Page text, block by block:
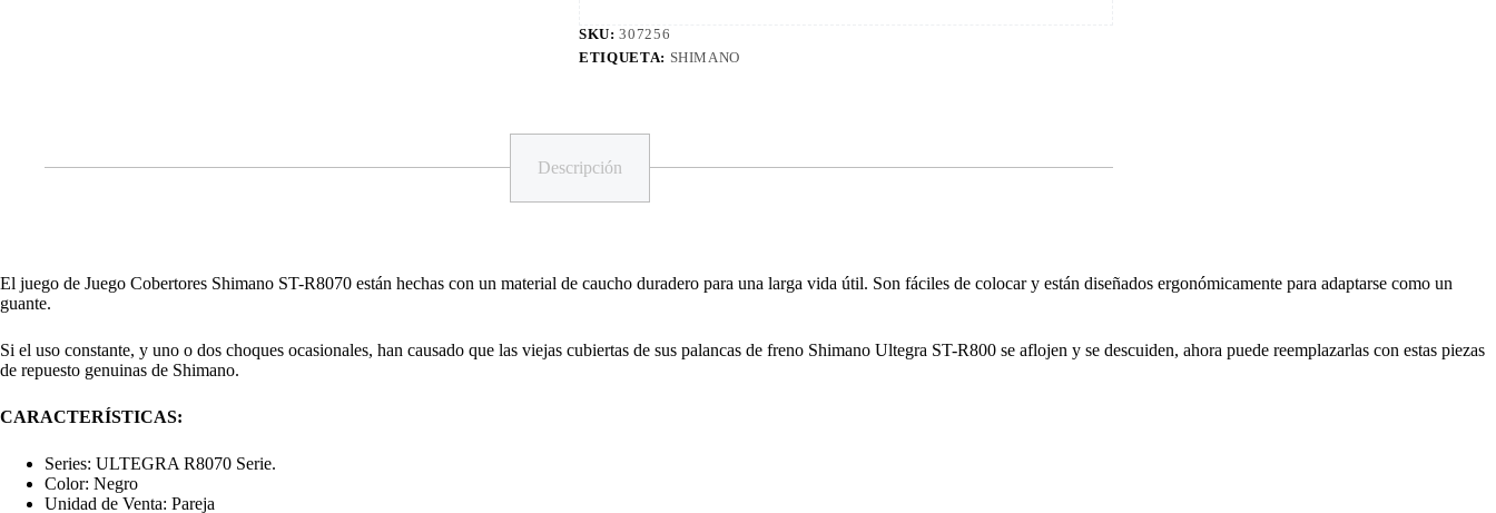
SKU:307256
ETIQUETA: SHIMANO
Descripción
El juego de Juego Cobertores Shimano ST-R8070 están hechas con un material de caucho duradero para una larga vida útil. Son fáciles de colocar y están diseñados ergonómicamente para adaptarse como un
guante.
Si el uso constante, y uno o dos choques ocasionales, han causado que las viejas cubiertas de sus palancas de freno Shimano Ultegra ST-R800 se aflojen y se descuiden, ahora puede reemplazarlas con estas piezas
de repuesto genuinas de Shimano.
CARACTERÍSTICAS:
Series: ULTEGRA R8070 Serie.
Color: Negro
Unidad de Venta: Pareja